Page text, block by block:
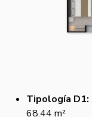
Tipología D1:
68.44 m²